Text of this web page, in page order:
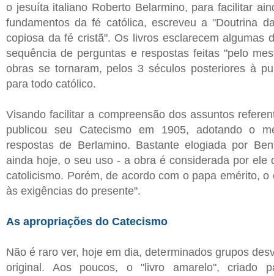
o jesuíta italiano Roberto Belarmino, para facilitar
fundamentos da fé católica, escreveu a "Doutrina
copiosa da fé cristã". Os livros esclarecem algumas
sequência de perguntas e respostas feitas "pelo
obras se tornaram, pelos 3 séculos posteriores à
para todo católico.
Visando facilitar a compreensão dos assuntos
publicou seu Catecismo em 1905, adotando o
respostas de Berlamino. Bastante elogiada por
ainda hoje, o seu uso - a obra é considerada por ele
catolicismo. Porém, de acordo com o papa emérito,
às exigências do presente".
As apropriações do Catecismo
Não é raro ver, hoje em dia, determinados grupos
original. Aos poucos, o "livro amarelo", criado